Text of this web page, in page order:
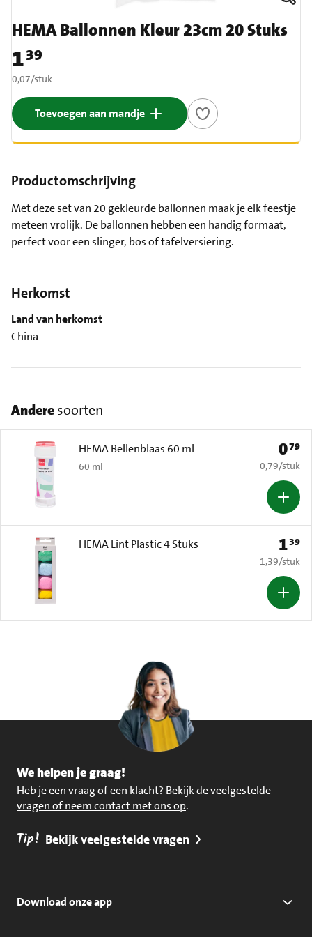
HEMA Ballonnen Kleur 23cm 20 Stuks
Prijs: € 1,39
139
€ 0,07 per stuk
0,07/stuk
Toevoegen aan mandje
Productomschrijving
Met deze set van 20 gekleurde ballonnen maak je elk feestje
meteen vrolijk. De ballonnen hebben een handig formaat,
perfect voor een slinger, bos of tafelversiering.
Herkomst
Land van herkomst
China
Anderesoorten
HEMA Bellenblaas 60 ml
60 ml
Prijs:
079
€ 0,79 per
0,79/stuk
HEMA Lint Plastic 4 Stuks Prijs:
139
€ 1,39 per
1,39/stuk
We helpen je graag!
Heb je een vraag of een klacht? Bekijk de veelgestelde
vragen of neem contact met ons op.
Tip! Bekijk veelgestelde vragen
Download onze app